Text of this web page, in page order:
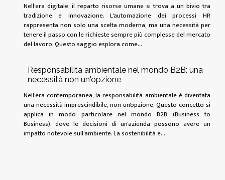
Nell'era digitale, il reparto risorse umane si trova a un bivio tra
tradizione e innovazione. L'automazione dei processi HR
rappresenta non solo una scelta moderna, ma una necessità per
tenere il passo con le richieste sempre più complesse del mercato
del lavoro. Questo saggio esplora come...
Responsabilità ambientale nel mondo B2B: una
necessità non un'opzione
Nell'era contemporanea, la responsabilità ambientale è diventata
una necessità imprescindibile, non un'opzione. Questo concetto si
applica in modo particolare nel mondo B2B (Business to
Business), dove le decisioni di un'azienda possono avere un
impatto notevole sull'ambiente. La sostenibilità e...